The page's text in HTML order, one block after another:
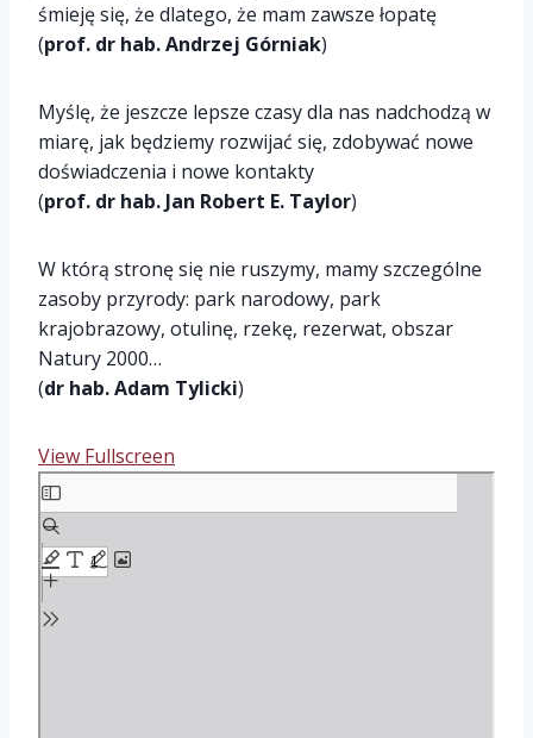
śmieję się, że dlatego, że mam zawsze łopatę
(prof. dr hab. Andrzej Górniak)
Myślę, że jeszcze lepsze czasy dla nas nadchodzą w
miarę, jak będziemy rozwijać się, zdobywać nowe
doświadczenia i nowe kontakty
(prof. dr hab. Jan Robert E. Taylor)
W którą stronę się nie ruszymy, mamy szczególne
zasoby przyrody: park narodowy, park
krajobrazowy, otulinę, rzekę, rezerwat, obszar
Natury 2000…
(dr hab. Adam Tylicki)
View Fullscreen
S
k
p
t
o